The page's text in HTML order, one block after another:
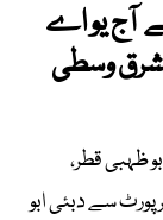
آج یو اے
وسطی
ظہبی قطر،
آباد ایئر پورٹ سے دبئی ابو